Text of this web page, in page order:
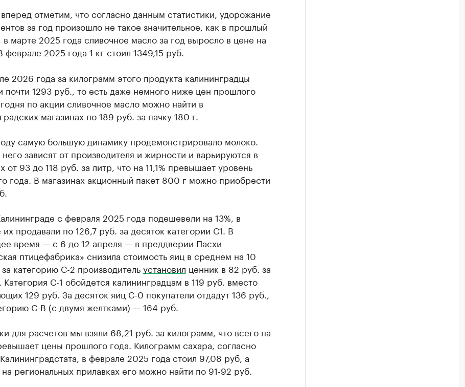
отметим, что согласно данным статистики, удорожание
за год произошло не такое значительное, как в прошлый
в марте 2025 года сливочное масло за год выросло в цене на
феврале 2025 года 1 кг стоил 1349,15 руб.
2026 года за килограмм этого продукта калининградцы
почти 1293 руб., то есть даже немного ниже цен прошлого
по акции сливочное масло можно найти в
магазинах по 189 руб. за пачку 180 г.
самую большую динамику продемонстрировало молоко.
зависят от производителя и жирности и варьируются в
от 93 до 118 руб. за литр, что на 11,1% превышает уровень
года. В магазинах акционный пакет 800 г можно приобрести
с февраля 2025 года подешевели на 13%, в
продавали по 126,7 руб. за десяток категории С1. В
время — с 6 до 12 апреля — в преддверии Пасхи
птицефабрика» снизила стоимость яиц в среднем на 10
категорию С-2 производительустановил ценник в 82 руб. за
Категория С-1 обойдется калининградцам в 119 руб. вместо
129 руб. За десяток яиц С-0 покупатели отдадут 136 руб.,
С-В (с двумя желтками) — 164 руб.
для расчетов мы взяли 68,21 руб. за килограмм, что всего на
цены прошлого года. Килограмм сахара, согласно
в феврале 2025 года стоил 97,08 руб, а
региональных прилавках его можно найти по 91-92 руб.